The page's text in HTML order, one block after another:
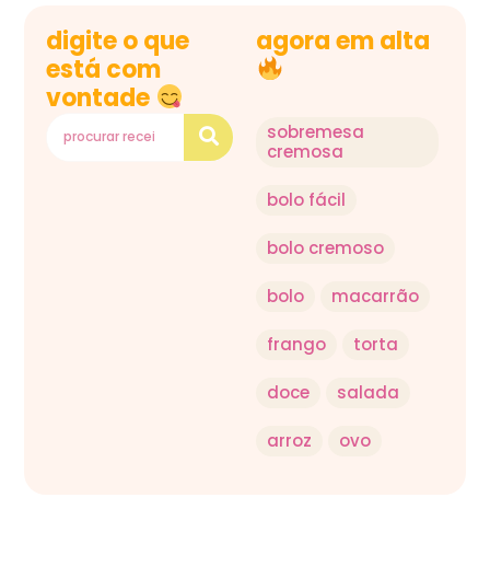
digite o que
está com
vontade
agora em alta
sobremesa
cremosa
bolo fácil
bolo cremoso
bolo macarrão
frango torta
doce salada
arroz ovo